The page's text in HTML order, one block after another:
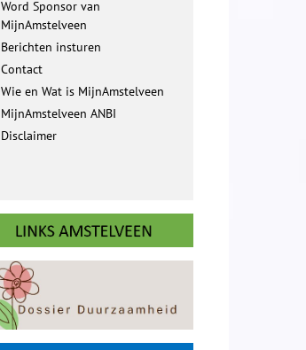
Word Sponsor van
MijnAmstelveen
Berichten insturen
Contact
Wie en Wat is MijnAmstelveen
MijnAmstelveen ANBI
Disclaimer